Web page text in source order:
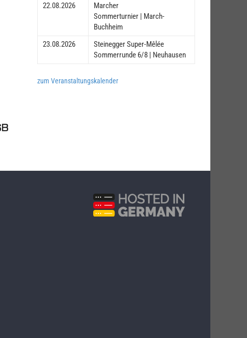
22.08.2026
Marcher
Sommerturnier | March-
Buchheim
23.08.2026
Steinegger Super-Mêlée
Sommerrunde 6/8 | Neuhausen
zum Veranstaltungskalender